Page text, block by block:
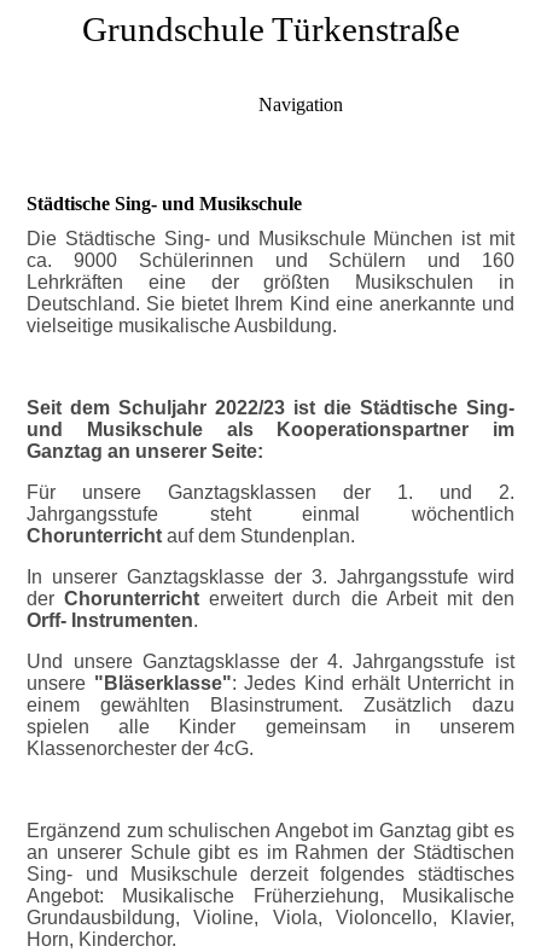
Grundschule Türkenstraße
Navigation
Städtische Sing- und Musikschule
Die Städtische Sing- und Musikschule München ist mit
ca. 9000 Schülerinnen und Schülern und 160
Lehrkräften eine der größten Musikschulen in
Deutschland. Sie bietet Ihrem Kind eine anerkannte und
vielseitige musikalische Ausbildung.
Seit dem Schuljahr 2022/23 ist die Städtische Sing-
und Musikschule als Kooperationspartner im
Ganztag an unserer Seite:
Für unsere Ganztagsklassen der 1. und 2.
Jahrgangsstufe steht einmal wöchentlich
Chorunterricht auf dem Stundenplan.
In unserer Ganztagsklasse der 3. Jahrgangsstufe wird
derChorunterricht erweitert durch die Arbeit mit den
Orff- Instrumenten.
Und unsere Ganztagsklasse der 4. Jahrgangsstufe ist
unsere "Bläserklasse": Jedes Kind erhält Unterricht in
einem gewählten Blasinstrument. Zusätzlich dazu
spielen alle Kinder gemeinsam in unserem
Klassenorchester der 4cG.
Ergänzend zum schulischen Angebot im Ganztag gibt es
an unserer Schule gibt es im Rahmen der Städtischen
Sing- und Musikschule derzeit folgendes städtisches
Angebot: Musikalische Früherziehung, Musikalische
Grundausbildung, Violine, Viola, Violoncello, Klavier,
Horn, Kinderchor.